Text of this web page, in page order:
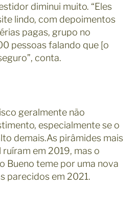
diminui muito. “Eles
lindo, com depoimentos
pagas, grupo no
pessoas falando que [o
conta.
geralmente não
especialmente se o
demais.As pirâmides mais
em 2019, mas o
Bueno teme por uma nova
parecidos em 2021.